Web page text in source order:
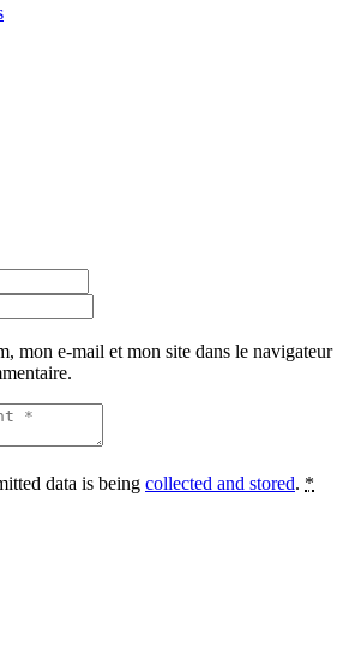
mon e-mail et mon site dans le navigateur
data is being collected and stored. *